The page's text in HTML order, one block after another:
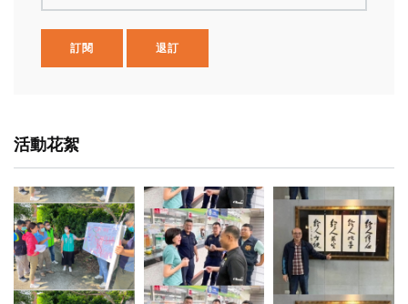
訂閱 退訂
活動花絮